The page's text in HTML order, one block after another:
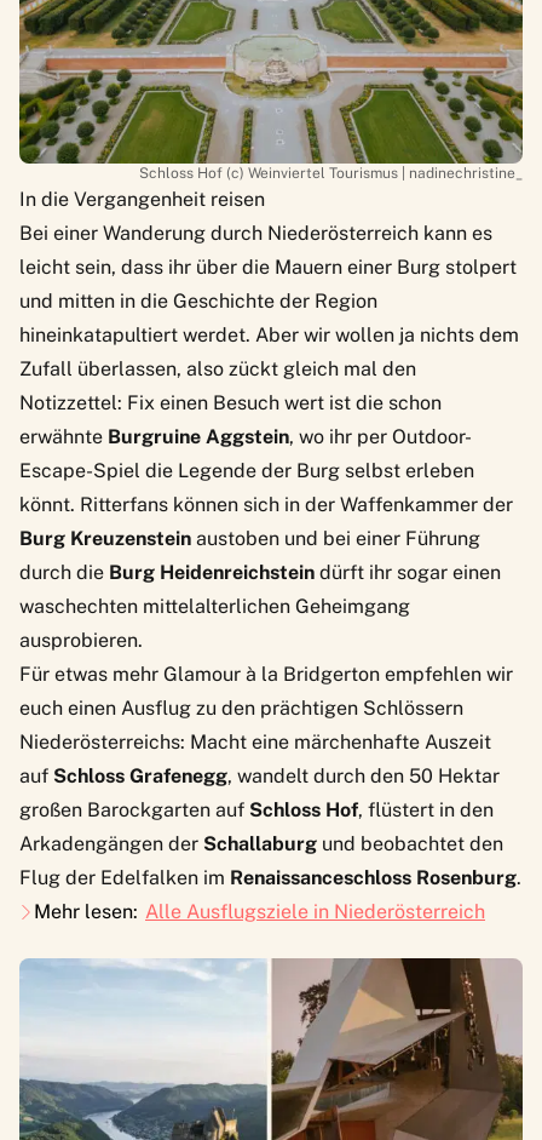
Schloss Hof (c) Weinviertel Tourismus | nadinechristine_
In die Vergangenheit reisen
Bei einer Wanderung durch Niederösterreich kann es
leicht sein, dass ihr über die Mauern einer Burg stolpert
und mitten in die Geschichte der Region
hineinkatapultiert werdet. Aber wir wollen ja nichts dem
Zufall überlassen, also zückt gleich mal den
Notizzettel: Fix einen Besuch wert ist die schon
erwähnte Burgruine Aggstein, wo ihr per Outdoor-
Escape-Spiel die Legende der Burg selbst erleben
könnt. Ritterfans können sich in der Waffenkammer der
Burg Kreuzenstein austoben und bei einer Führung
durch die Burg Heidenreichstein dürft ihr sogar einen
waschechten mittelalterlichen Geheimgang
ausprobieren.
Für etwas mehr Glamour à la Bridgerton empfehlen wir
euch einen Ausflug zu den prächtigen Schlössern
Niederösterreichs: Macht eine märchenhafte Auszeit
auf Schloss Grafenegg, wandelt durch den 50 Hektar
großen Barockgarten auf Schloss Hof, flüstert in den
Arkadengängen der Schallaburg und beobachtet den
Flug der Edelfalken im Renaissanceschloss Rosenburg.
Mehr lesen: Alle Ausflugsziele in Niederösterreich